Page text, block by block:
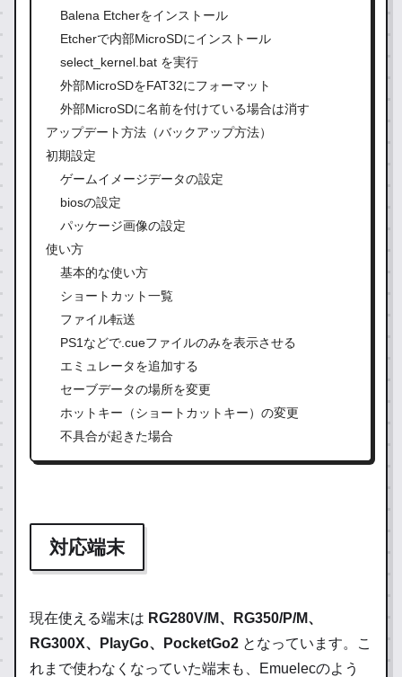
Balena Etcherをインストール
Etcherで内部MicroSDにインストール
select_kernel.bat を実行
外部MicroSDをFAT32にフォーマット
外部MicroSDに名前を付けている場合は消す
アップデート方法（バックアップ方法）
初期設定
ゲームイメージデータの設定
biosの設定
パッケージ画像の設定
使い方
基本的な使い方
ショートカット一覧
ファイル転送
PS1などで.cueファイルのみを表示させる
エミュレータを追加する
セーブデータの場所を変更
ホットキー（ショートカットキー）の変更
不具合が起きた場合
対応端末
現在使える端末は RG280V/M、RG350/P/M、
RG300X、PlayGo、PocketGo2 となっています。こ
れまで使わなくなっていた端末も、Emuelecのよう